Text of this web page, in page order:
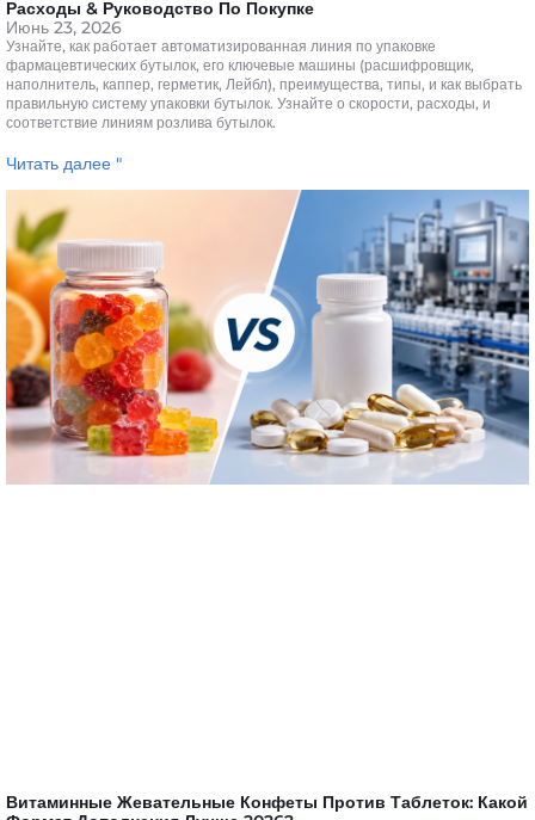
Расходы & Руководство По Покупке
Июнь 23, 2026
Узнайте, как работает автоматизированная линия по упаковке
фармацевтических бутылок, его ключевые машины (расшифровщик,
наполнитель, каппер, герметик, Лейбл), преимущества, типы, и как выбрать
правильную систему упаковки бутылок. Узнайте о скорости, расходы, и
соответствие линиям розлива бутылок.
Читать далее "
Витаминные Жевательные Конфеты Против Таблеток: Какой